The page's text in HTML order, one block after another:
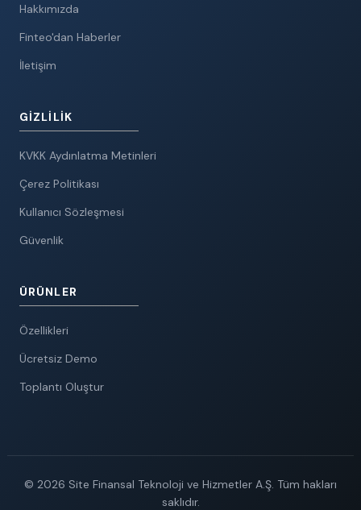
Hakkımızda
Finteo'dan Haberler
İletişim
GIZLILIK
KVKK Aydınlatma Metinleri
Çerez Politikası
Kullanıcı Sözleşmesi
Güvenlik
ÜRÜNLER
Özellikleri
Ücretsiz Demo
Toplantı Oluştur
© 2026 Site Finansal Teknoloji ve Hizmetler A.Ş. Tüm hakları
saklıdır.